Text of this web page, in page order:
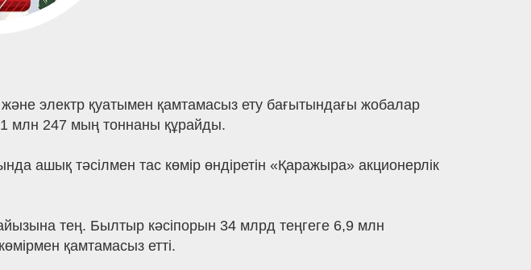
электр қуатымен қамтамасыз ету бағытындағы жобалар
1 млн 247 мың тоннаны құрайды.
ашық тәсілмен тас көмір өндіретін «Қаражыра» акционерлік
тең. Былтыр кәсіпорын 34 млрд теңгеге 6,9 млн
қамтамасыз етті.